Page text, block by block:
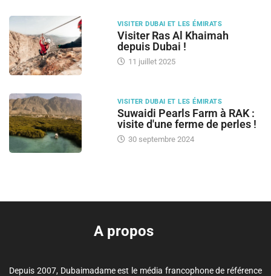
VISITER DUBAI ET LES ÉMIRATS
Visiter Ras Al Khaimah
depuis Dubai !
11 juillet 2025
VISITER DUBAI ET LES ÉMIRATS
Suwaidi Pearls Farm à RAK :
visite d'une ferme de perles !
30 septembre 2024
A propos
Depuis 2007, Dubaimadame est le média francophone de référence